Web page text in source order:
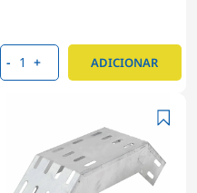
- + ADICIONAR